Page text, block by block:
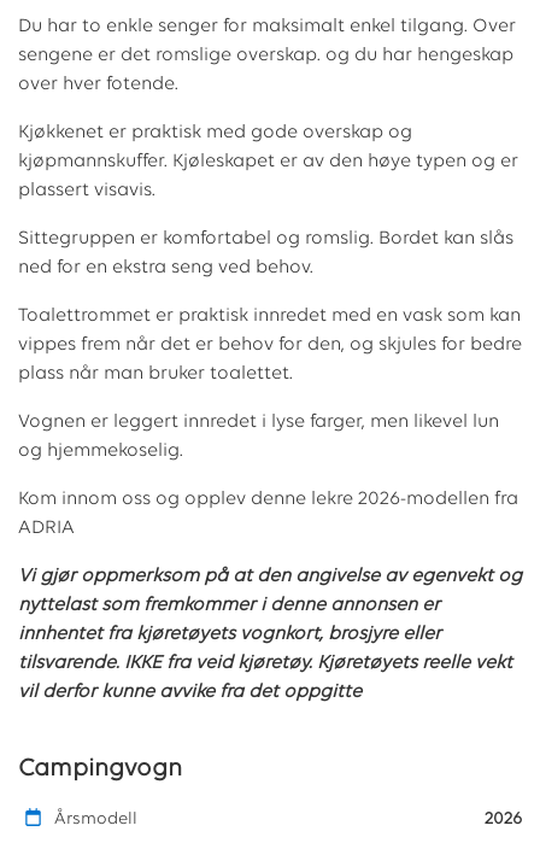
Du har to enkle senger for maksimalt enkel tilgang. Over
sengene er det romslige overskap. og du har hengeskap
over hver fotende.
Kjøkkenet er praktisk med gode overskap og
kjøpmannskuffer. Kjøleskapet er av den høye typen og er
plassert visavis.
Sittegruppen er komfortabel og romslig. Bordet kan slås
ned for en ekstra seng ved behov.
Toalettrommet er praktisk innredet med en vask som kan
vippes frem når det er behov for den, og skjules for bedre
plass når man bruker toalettet.
Vognen er leggert innredet i lyse farger, men likevel lun
og hjemmekoselig.
Kom innom oss og opplev denne lekre 2026-modellen fra
ADRIA
Vi gjør oppmerksom på at den angivelse av egenvekt og
nyttelast som fremkommer i denne annonsen er
innhentet fra kjøretøyets vognkort, brosjyre eller
tilsvarende. IKKE fra veid kjøretøy. Kjøretøyets reelle vekt
vil derfor kunne avvike fra det oppgitte
Campingvogn
Årsmodell 2026